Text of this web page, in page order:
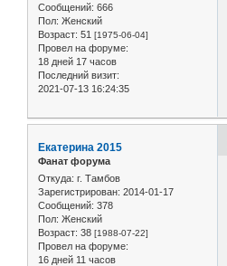
Сообщений: 666
Пол: Женский
Возраст: 51 [1975-06-04]
Провел на форуме:
18 дней 17 часов
Последний визит:
2021-07-13 16:24:35
Екатерина 2015
Фанат форума
Откуда: г. Тамбов
Зарегистрирован: 2014-01-17
Сообщений: 378
Пол: Женский
Возраст: 38 [1988-07-22]
Провел на форуме:
16 дней 11 часов